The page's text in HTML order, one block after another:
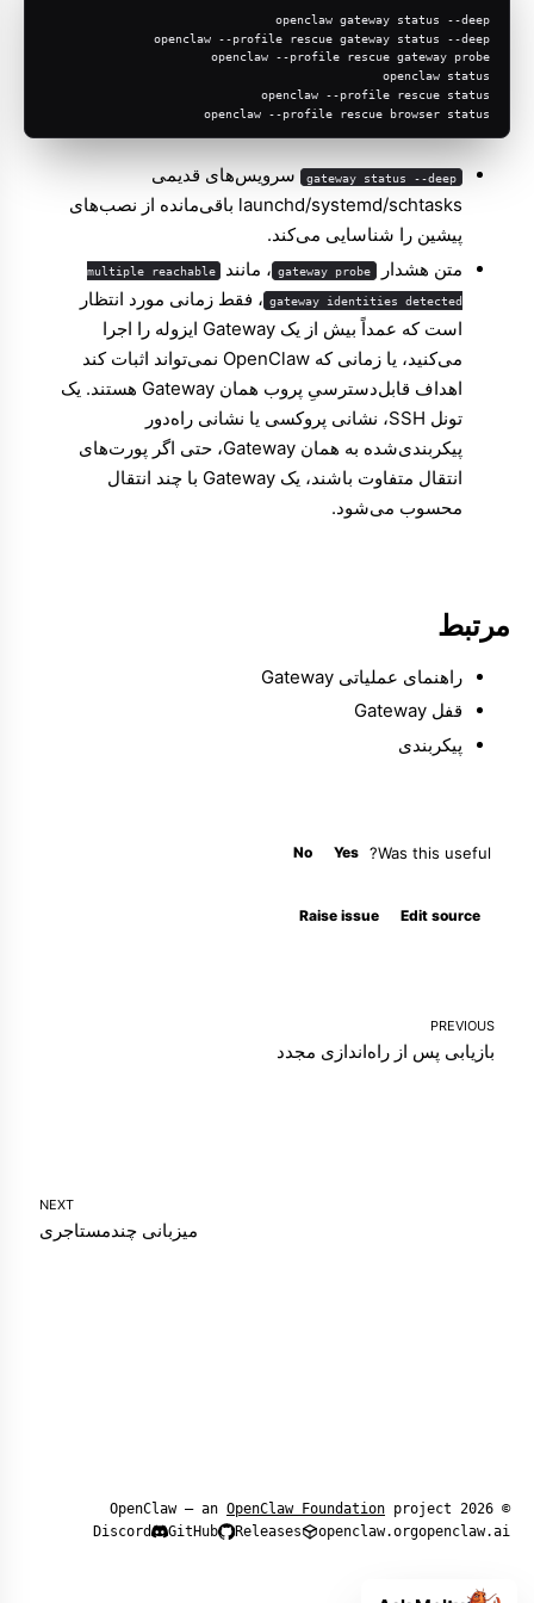
openclaw gateway status --deep
openclaw --profile rescue gateway status --deep
openclaw --profile rescue gateway probe
openclaw status
openclaw --profile rescue status
openclaw --profile rescue browser status
gateway status --deep سرویس‌های قدیمی
launchd/systemd/schtasks باقی‌مانده از نصب‌های
پیشین را شناسایی می‌کند.
متن هشدار
gateway probe ، مانند multiple reachable
gateway identities detected ، فقط زمانی مورد انتظار
است که عمداً بیش از یک Gateway ایزوله را اجرا
می‌کنید، یا زمانی که OpenClaw نمی‌تواند اثبات کند
اهداف قابل‌دسترسیِ پروب همان Gateway هستند. یک
تونل SSH، نشانی پروکسی یا نشانی راه‌دور
پیکربندی‌شده به همان Gateway، حتی اگر پورت‌های
انتقال متفاوت باشند، یک Gateway با چند انتقال
محسوب می‌شود.
مرتبط
راهنمای عملیاتی Gateway
قفل Gateway
پیکربندی
Was this useful?
Yes
No
Edit source
Raise issue
PREVIOUS
بازیابی پس از راه‌اندازی مجدد
NEXT
میزبانی چندمستاجری
© 2026 OpenClaw — an
OpenClaw Foundation project
openclaw.ai
openclaw.org
Releases
GitHub
Discord